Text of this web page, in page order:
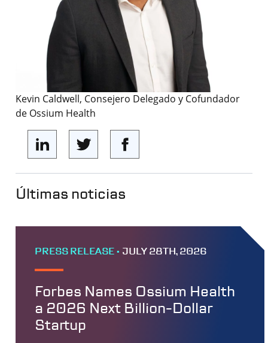
Kevin Caldwell, Consejero Delegado y Cofundador
de Ossium Health
Últimas noticias
PRESS RELEASE • JULY 28TH, 2026
Forbes Names Ossium Health
a 2026 Next Billion-Dollar
Startup